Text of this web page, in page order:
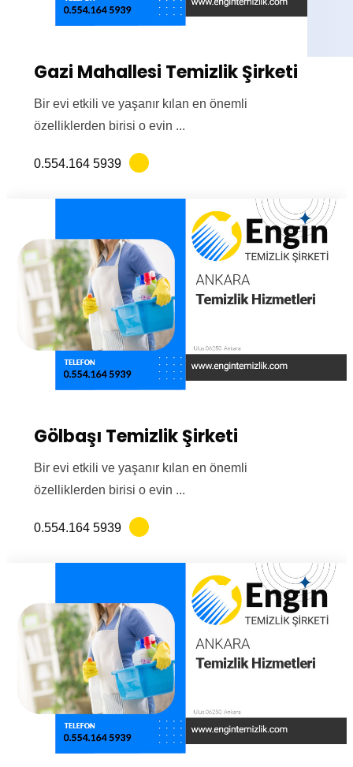
Gazi Mahallesi Temizlik Şirketi
Bir evi etkili ve yaşanır kılan en önemli
özelliklerden birisi o evin ...
0.554.164 5939
Gölbaşı Temizlik Şirketi
Bir evi etkili ve yaşanır kılan en önemli
özelliklerden birisi o evin ...
0.554.164 5939